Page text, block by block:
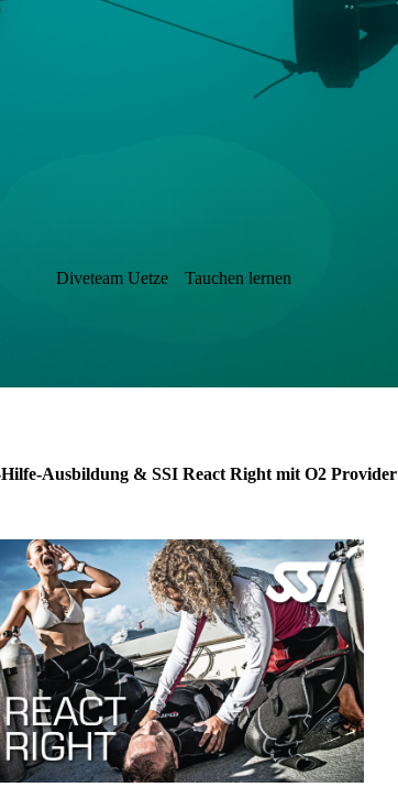
Diveteam Uetze Tauchen lernen
Ausbildung & SSI React Right mit O2 Provider